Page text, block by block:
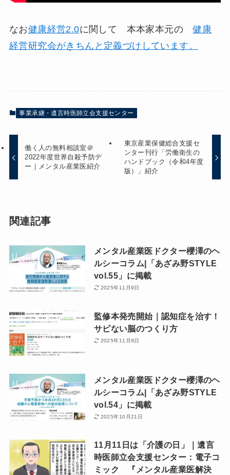
なお健康経営2.0に関して 本本家本元の健康
経営研究会がきちんと定義づけしています。
事業承継・遺言時医師立会支援センター
働く人の無料相談室＠
2022年度世界自殺予防デ
ー｜メンタル産業医紹介
東京産業保健総合支援セ
ンター刊行「労働衛生の
ハンドブック（令和4年度
版）」紹介
関連記事
メンタル産業医ドクター櫻澤のヘ
ルシーコラム|「あざみ野STYLE
vol.55」に掲載
2025年11月9日
監修本発売開始｜認知症を治す！
サビない脳のつくり方
2025年11月9日
メンタル産業医ドクター櫻澤のヘ
ルシーコラム|「あざみ野STYLE
vol.54」に掲載
2025年10月21日
11月11日は「介護の日」｜遺言
時医師立会支援センター：電子コ
ミック 『メンタル産業医解決